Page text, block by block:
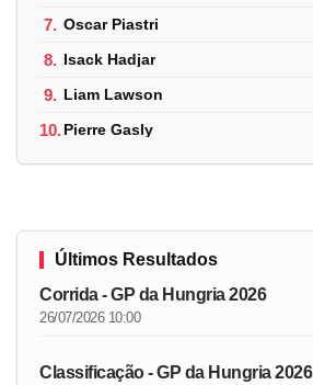
7. Oscar Piastri
8. Isack Hadjar
9. Liam Lawson
10.Pierre Gasly
Últimos Resultados
Corrida - GP da Hungria 2026
26/07/2026 10:00
Classificação - GP da Hungria 2026